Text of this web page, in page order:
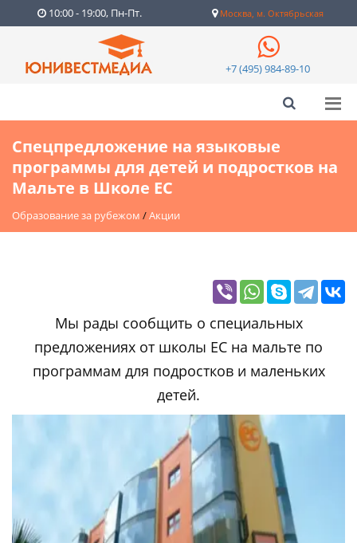
10:00 - 19:00, Пн-Пт. Москва, м. Октябрьская
+7 (495) 984-89-10
Спецпредложение на языковые
программы для детей и подростков на
Мальте в Школе EC
Образование за рубежом /Акции
Мы рады сообщить о специальных
предложениях от школы EC на мальте по
программам для подростков и маленьких
детей.